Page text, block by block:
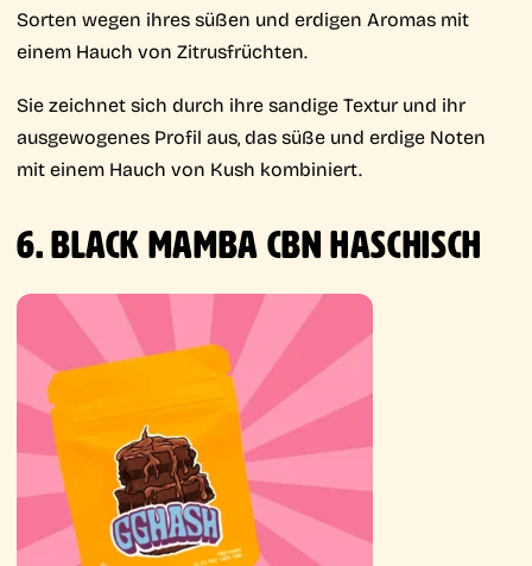
Sorten wegen ihres süßen und erdigen Aromas mit
einem Hauch von Zitrusfrüchten.
Sie zeichnet sich durch ihre sandige Textur und ihr
ausgewogenes Profil aus, das süße und erdige Noten
mit einem Hauch von Kush kombiniert.
6. BLACK MAMBA CBN HASCHISCH